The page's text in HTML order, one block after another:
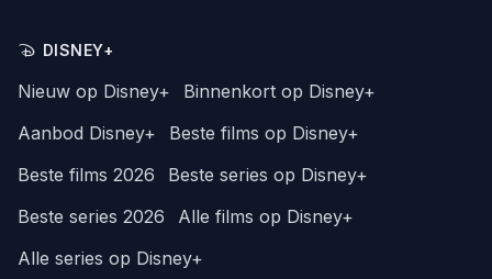
DISNEY+
Nieuw op Disney+
Binnenkort op Disney+
Aanbod Disney+
Beste films op Disney+
Beste films 2026
Beste series op Disney+
Beste series 2026
Alle films op Disney+
Alle series op Disney+